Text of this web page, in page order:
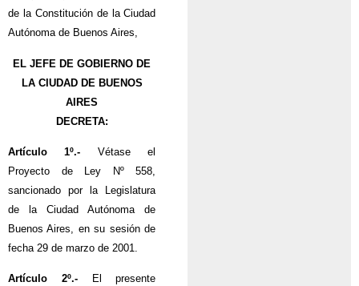
de la Constitución de la Ciudad
Autónoma de Buenos Aires,
EL JEFE DE GOBIERNO DE
LA CIUDAD DE BUENOS
AIRES
DECRETA:
Artículo 1º.- Vétase el
Proyecto de Ley Nº 558,
sancionado por la Legislatura
de la Ciudad Autónoma de
Buenos Aires, en su sesión de
fecha 29 de marzo de 2001.
Artículo 2º.-El presente